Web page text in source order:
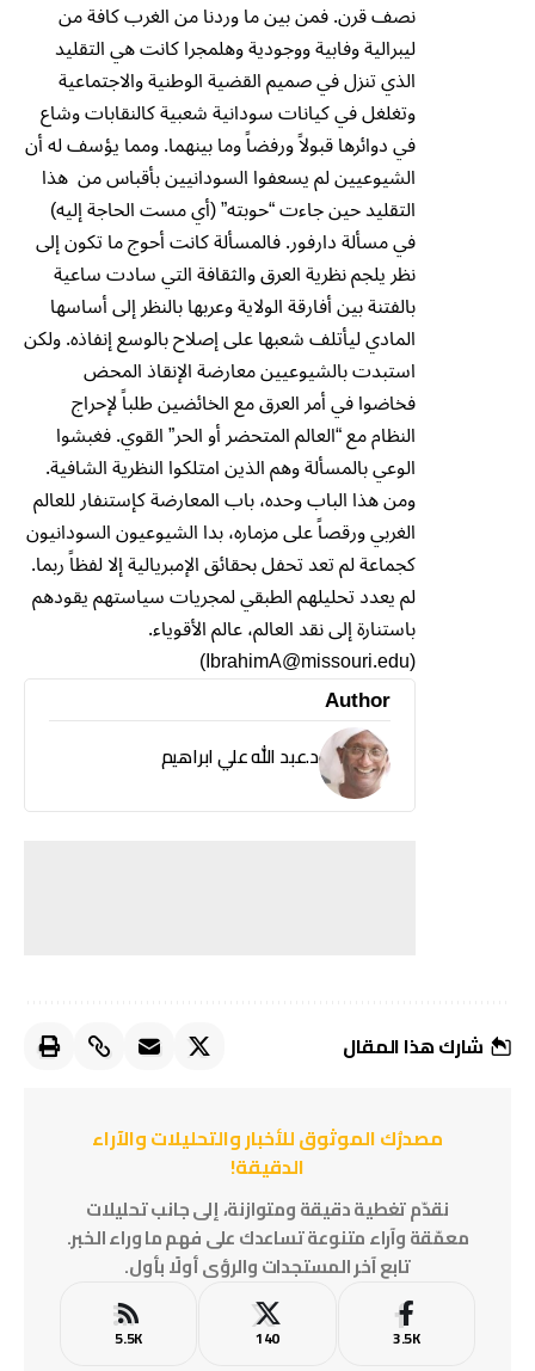
نصف قرن. فمن بين ما وردنا من الغرب كافة من
ليبرالية وفابية ووجودية وهلمجرا كانت هي التقليد
الذي تنزل في صميم القضية الوطنية والاجتماعية
وتغلغل في كيانات سودانية شعبية كالنقابات وشاع
في دوائرها قبولاً ورفضاً وما بينهما. ومما يؤسف له أن
الشيوعيين لم يسعفوا السودانيين بأقباس من هذا
التقليد حين جاءت “حوبته” (أي مست الحاجة إليه)
في مسألة دارفور. فالمسألة كانت أحوج ما تكون إلى
نظر يلجم نظرية العرق والثقافة التي سادت ساعية
بالفتنة بين أفارقة الولاية وعربها بالنظر إلى أساسها
المادي ليأتلف شعبها على إصلاح بالوسع إنفاذه. ولكن
استبدت بالشيوعيين معارضة الإنقاذ المحض
فخاضوا في أمر العرق مع الخائضين طلباً لإحراج
النظام مع “العالم المتحضر أو الحر” القوي. فغبشوا
الوعي بالمسألة وهم الذين امتلكوا النظرية الشافية.
ومن هذا الباب وحده، باب المعارضة كإستنفار للعالم
الغربي ورقصاً على مزماره، بدا الشيوعيون السودانيون
كجماعة لم تعد تحفل بحقائق الإمبريالية إلا لفظاً ربما.
لم يعدد تحليلهم الطبقي لمجريات سياستهم يقودهم
باستنارة إلى نقد العالم، عالم الأقوياء.
(IbrahimA@missouri.edu)
Author
د.عبد الله علي ابراهيم
شارك هذا المقال
مصدرُك الموثوق للأخبار والتحليلات والآراء
الدقيقة!
نقدّم تغطية دقيقة ومتوازنة، إلى جانب تحليلات
معمّقة وآراء متنوعة تساعدك على فهم ما وراء الخبر.
تابع آخر المستجدات والرؤى أولًا بأول.
3.5K
140
5.5K